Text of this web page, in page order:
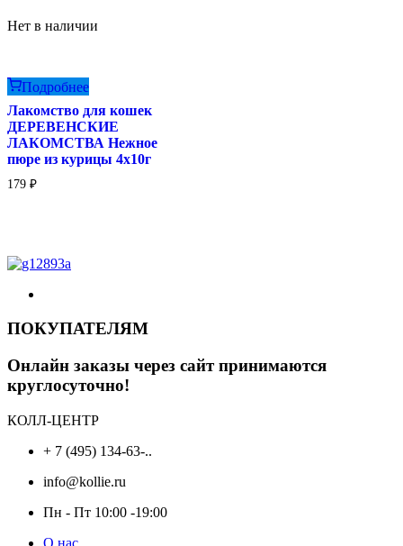
Нет в наличии
Подробнее
Лакомство для кошек
ДЕРЕВЕНСКИЕ
ЛАКОМСТВА Нежное
пюре из курицы 4х10г
179 ₽
ПОКУПАТЕЛЯМ
Онлайн заказы через сайт принимаются
круглосуточно!
КОЛЛ-ЦЕНТР
+ 7 (495) 134-63-..
info@kollie.ru
Пн - Пт 10:00 -19:00
О нас